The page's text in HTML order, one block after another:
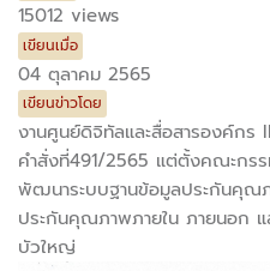
15012 views
เขียนเมื่อ
04 ตุลาคม 2565
เขียนข่าวโดย
งานศูนย์ดิจิทัลและสื่อสารองค์กร
คำสั่งที่491/2565 แต่ตั้งคณะกร
พัฒนาระบบฐานข้อมูลประกันคุณ
ประกันคุณภาพภายใน ภายนอก แ
บัวใหญ่